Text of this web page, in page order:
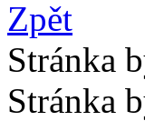
Zpět
Stránka
Stránka